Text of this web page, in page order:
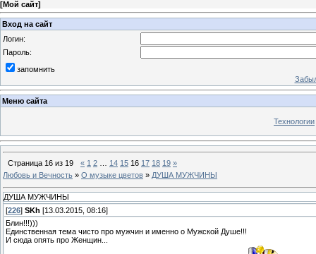
[Мой сайт]
Вход на сайт
Логин:
Пароль:
запомнить
Меню сайта
Технологии
Страница 16 из 19 « 1 2 14 15 16 17 18 19 »
Любовь и Вечность » О музыке цветов » ДУША МУЖЧИНЫ
ДУША МУЖЧИНЫ
[226] SKh [13.03.2015, 08:16]
Блин!!!)))
Единственная тема чисто про мужчин и именно о Мужской Душе!!!
И сюда опять про Женщин...